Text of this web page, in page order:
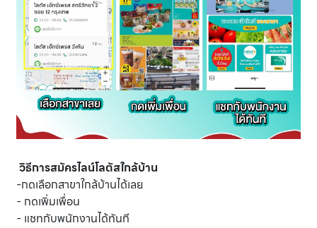
วิธีการสมัครไลน์โลตัสใกล้บ้าน
-กดเลือกสาขาใกล้บ้านได้เลย
- กดเพิ่มเพื่อน
- แชทกับพนักงานได้ทันที